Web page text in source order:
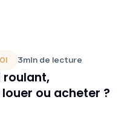
3min de lecture
roulant,
ou acheter ?